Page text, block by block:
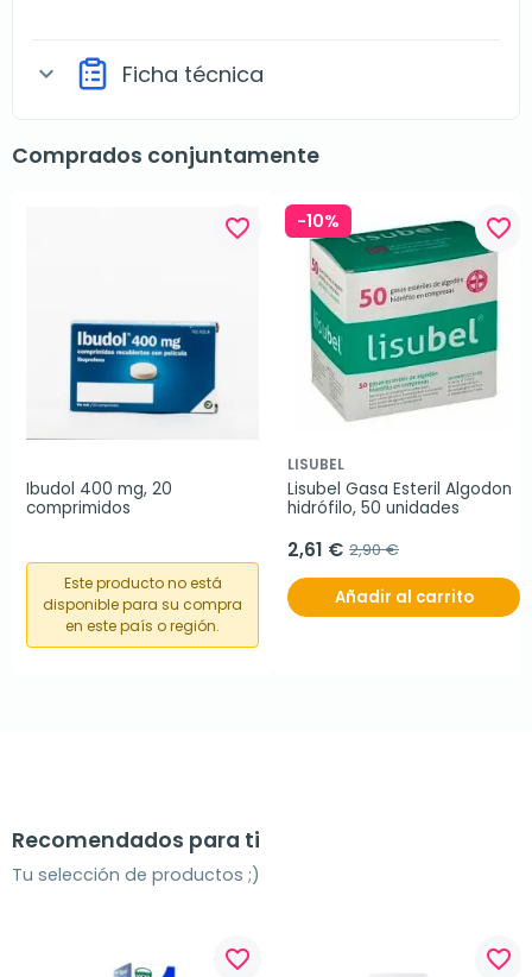
expand_more Ficha técnica
Comprados conjuntamente
favorite_border
Ibudol 400 mg, 20
comprimidos
Este producto no está
disponible para su compra
en este país o región.
-10% favorite_border
LISUBEL
Lisubel Gasa Esteril Algodon
hidrófilo, 50 unidades
2,61 € 2,90 €
Añadir al carrito
Recomendados para ti
Tu selección de productos ;)
favorite_border favorite_border